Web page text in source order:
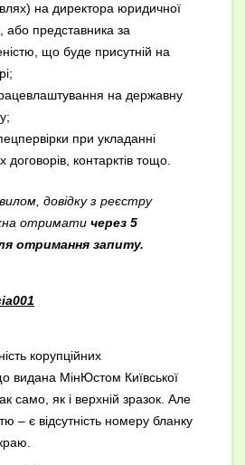
на директора юридичної
або представника за
що буде присутній на
на державну
при укладанні
договорів, контарктів тощо.
довідку з реєстру
отримати через 5
отримання запиту.
корупційних
видана МінЮстом Київської
само, як і верхній зразок. Але
– є відсутність номеру бланку